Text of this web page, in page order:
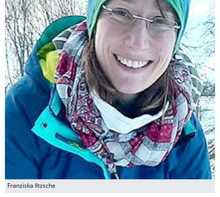
Franziska Iltzsche